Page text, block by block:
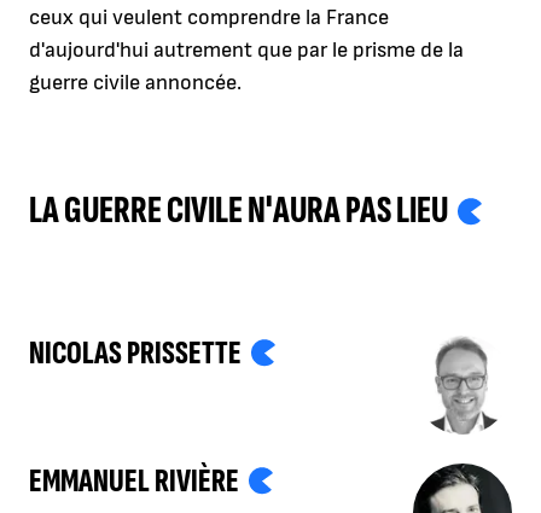
ceux qui veulent comprendre la France
d'aujourd'hui autrement que par le prisme de la
guerre civile annoncée.
LA GUERRE CIVILE N'AURA PAS LIEU
NICOLAS PRISSETTE
EMMANUEL RIVIÈRE